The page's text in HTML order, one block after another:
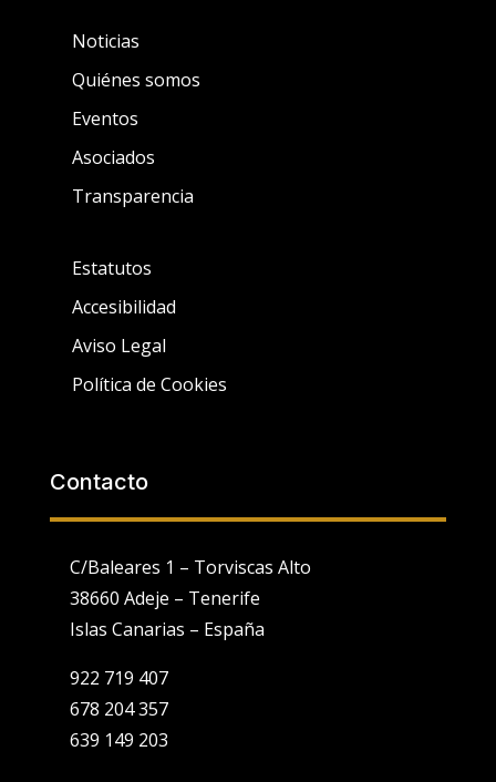
Noticias
Quiénes somos
Eventos
Asociados
Transparencia
Estatutos
Accesibilidad
Aviso Legal
Política de Cookies
Contacto
C/Baleares 1 – Torviscas Alto
38660 Adeje – Tenerife
Islas Canarias – España
922 719 407
678 204 357
639 149 203